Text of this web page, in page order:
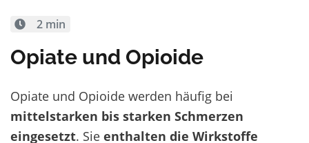
2 min
Opiate und Opioide
Opiate und Opioide werden häufig bei
mittelstarken bis starken Schmerzen
eingesetzt. Sie enthalten die Wirkstoffe